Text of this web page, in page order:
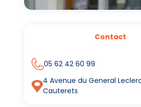
Contact
05 62 42 60 99
4 Avenue du General
Cauterets